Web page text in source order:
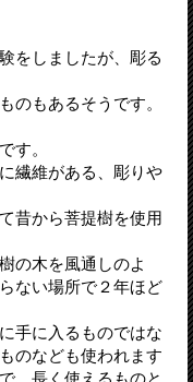
をしましたが、彫る
のもあるそうです。
す。
繊維がある、彫りや
昔から菩提樹を使用
の木を風通しのよ
ない場所で２年ほど
手に入るものではな
のなども使われます
、長く使えるものと